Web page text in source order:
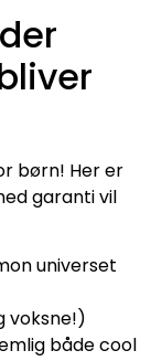
børn! Her er
garanti vil
universet
voksne!)
både cool